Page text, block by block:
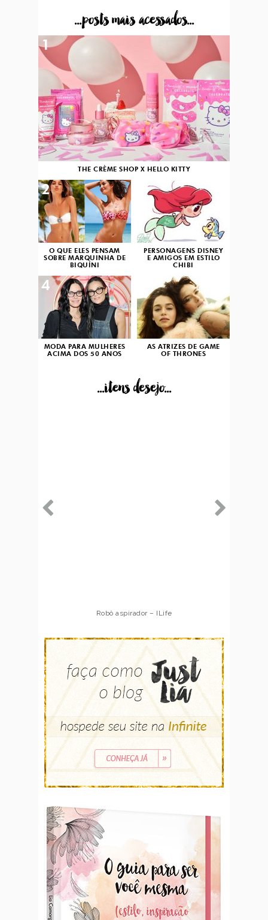
...posts mais acessados...
THE CRÈME SHOP X HELLO KITTY
1
O QUE ELES PENSAM
SOBRE MARQUINHA DE
BIQUÍNI
2
PERSONAGENS DISNEY
E AMIGOS EM ESTILO
CHIBI
3
MODA PARA MULHERES
ACIMA DOS 50 ANOS
4
AS ATRIZES DE GAME
OF THRONES
...itens desejo...
Robô aspirador – ILife